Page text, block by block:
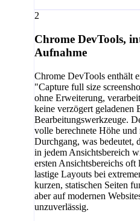
2
Chrome DevTools,
Aufnahme
Chrome DevTools enthält
"Capture full size
ohne Erweiterung,
keine verzögert geladenen
Bearbeitungswerkzeuge.
volle berechnete Höhe
Durchgang, was bedeutet,
in jedem Ansichtsbereich
ersten Ansichtsbereichs oft
lastige Layouts bei
kurzen, statischen Seiten
aber auf modernen
unzuverlässig.